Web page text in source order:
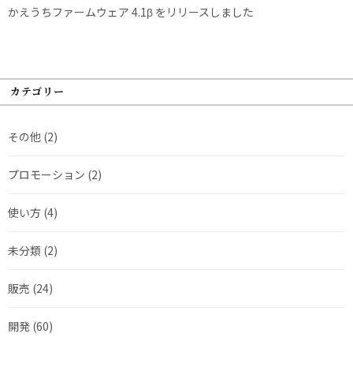
かえうちファームウェア 4.1β をリリースしました
カテゴリー
その他 (2)
プロモーション (2)
使い方 (4)
未分類 (2)
販売 (24)
開発 (60)